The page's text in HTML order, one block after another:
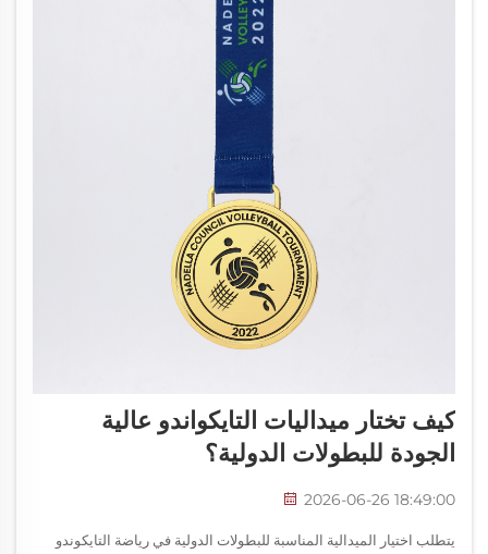
كيف تختار ميداليات التايكواندو عالية
الجودة للبطولات الدولية؟
2026-06-26 18:49:00
يتطلب اختيار الميدالية المناسبة للبطولات الدولية في رياضة التايكوندو